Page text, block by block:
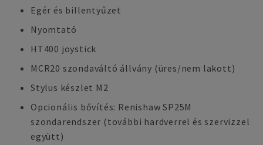
Egér és billentyűzet
Nyomtató
HT400 joystick
MCR20 szondaváltó állvány (üres/nem lakott)
Stylus készlet M2
Opcionális bővítés: Renishaw SP25M
szondarendszer (további hardverrel és szervizzel
együtt)